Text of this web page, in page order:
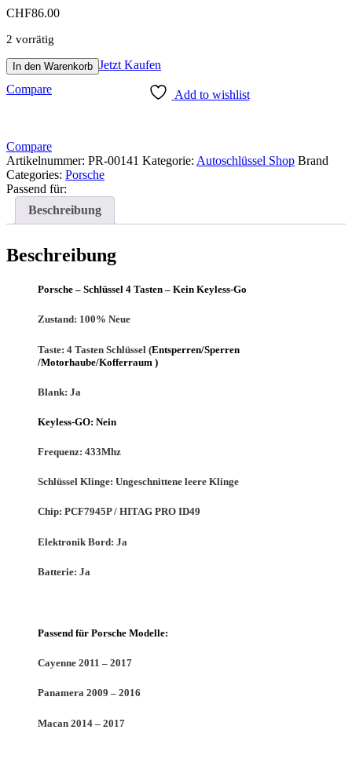
CHF86.00
2 vorrätig
Porsche
Autoschlüssel
Menge
In den Warenkorb Jetzt Kaufen
Compare
Add to wishlist
Compare
Artikelnummer: PR-00141 Kategorie: Autoschlüssel Shop Brand
Categories: Porsche
Passend für:
Beschreibung
Beschreibung
Porsche – Schlüssel 4 Tasten – Kein Keyless-Go
Zustand: 100% Neue
Taste: 4 Tasten Schlüssel (Entsperren/Sperren
/Motorhaube/Kofferraum )
Blank: Ja
Keyless-GO: Nein
Frequenz: 433Mhz
Schlüssel Klinge: Ungeschnittene leere Klinge
Chip: PCF7945P / HITAG PRO ID49
Elektronik Bord: Ja
Batterie: Ja
Passend für Porsche Modelle:
Cayenne 2011 – 2017
Panamera 2009 – 2016
Macan 2014 – 2017